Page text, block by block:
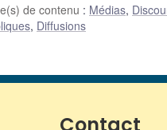
de contenu : Médias,
, Diffusions
Contact